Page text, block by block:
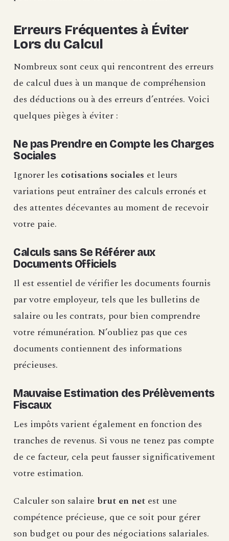
Erreurs Fréquentes à Éviter
Lors du Calcul
Nombreux sont ceux qui rencontrent des erreurs
de calcul dues à un manque de compréhension
des déductions ou à des erreurs d’entrées. Voici
quelques pièges à éviter :
Ne pas Prendre en Compte les Charges
Sociales
Ignorer les cotisations sociales et leurs
variations peut entraîner des calculs erronés et
des attentes décevantes au moment de recevoir
votre paie.
Calculs sans Se Référer aux
Documents Officiels
Il est essentiel de vérifier les documents fournis
par votre employeur, tels que les bulletins de
salaire ou les contrats, pour bien comprendre
votre rémunération. N’oubliez pas que ces
documents contiennent des informations
précieuses.
Mauvaise Estimation des Prélèvements
Fiscaux
Les impôts varient également en fonction des
tranches de revenus. Si vous ne tenez pas compte
de ce facteur, cela peut fausser significativement
votre estimation.
Calculer son salaire brut en net est une
compétence précieuse, que ce soit pour gérer
son budget ou pour des négociations salariales.